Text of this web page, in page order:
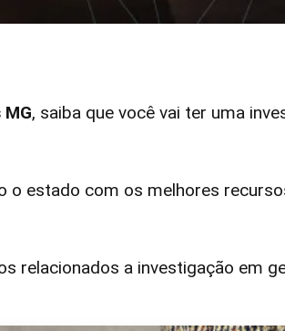
, saiba que você vai ter uma
estado com os melhores
relacionados a investigação em